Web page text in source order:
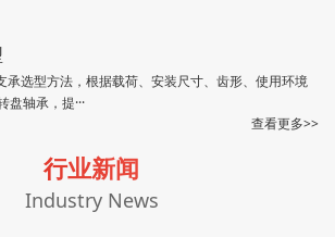
承选型方法，根据载荷、安装尺寸、齿形、使用环境
轴承，提···
查看更多>>
行业新闻
Industry News